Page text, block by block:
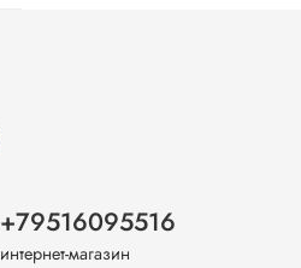
+79516095516
интернет-магазин